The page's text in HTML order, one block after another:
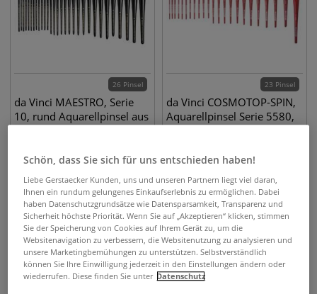
26 Pinsel
da Vinci MAESTRO, Serie
10, rund Aquarellpinsel aus
23 Pinsel
da Vinci COSMOTOP-SPIN,
Aquarellpinsel Serie 5580,
Schön, dass Sie sich für uns entschieden haben!
Liebe Gerstaecker Kunden, uns und unseren Partnern liegt viel daran,
Ihnen ein rundum gelungenes Einkaufserlebnis zu ermöglichen. Dabei
haben Datenschutzgrundsätze wie Datensparsamkeit, Transparenz und
Sicherheit höchste Priorität. Wenn Sie auf „Akzeptieren“ klicken, stimmen
Sie der Speicherung von Cookies auf Ihrem Gerät zu, um die
Websitenavigation zu verbessern, die Websitenutzung zu analysieren und
unsere Marketingbemühungen zu unterstützen. Selbstverständlich
können Sie Ihre Einwilligung jederzeit in den Einstellungen ändern oder
wiederrufen. Diese finden Sie unter Datenschutz